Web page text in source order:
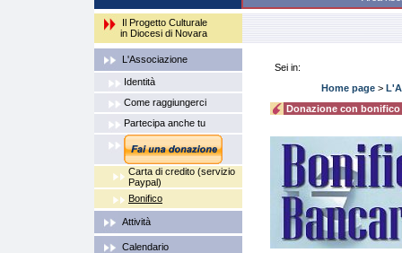
Il Progetto Culturale
in Diocesi di Novara
L'Associazione
Identità
Come raggiungerci
Partecipa anche tu
Carta di credito (servizio
Paypal)
Bonifico
Attività
Calendario
Sei in:
Home page >
Donazione con bonifico